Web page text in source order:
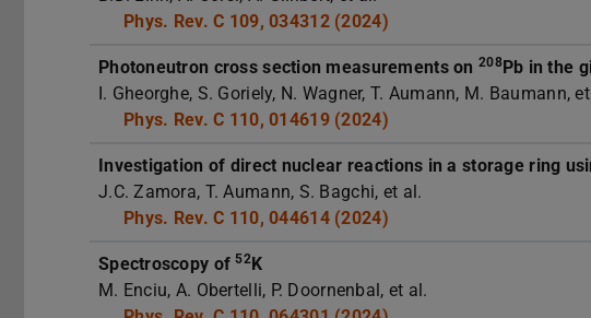
Phys. Rev. C 109, 034312 (2024)
Photoneutron cross section measurements on 208Pb in the
I. Gheorghe, S. Goriely, N. Wagner, T. Aumann, M. Baumann,
Phys. Rev. C 110, 014619 (2024)
Investigation of direct nuclear reactions in a storage ring
J.C. Zamora, T. Aumann, S. Bagchi, et al.
Phys. Rev. C 110, 044614 (2024)
Spectroscopy of52K
M. Enciu, A. Obertelli, P. Doornenbal, et al.